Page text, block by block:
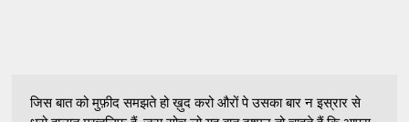
जिस बात को मुफ़ीद समझते हो ख़ुद करो औरों पे उसका बार न इस्रार से